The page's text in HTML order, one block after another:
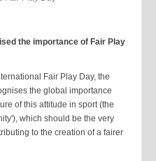
the importance of Fair Play
Fair Play Day, the
the global importance
of this attitude in sport (the
which should be the very
to the creation of a fairer